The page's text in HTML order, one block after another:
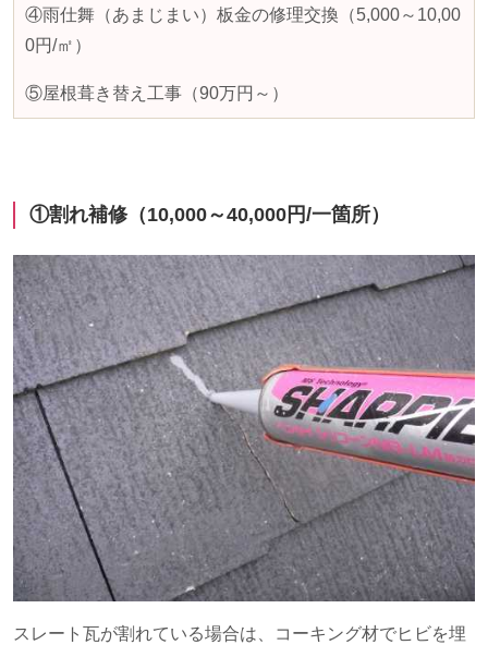
④雨仕舞（あまじまい）板金の修理交換（5,000～ 10,00
0円/㎡）
⑤屋根葺き替え工事（90万円～）
①割れ補修（10,000～40,000 円/一箇所）
スレート瓦が割れている場合は、コーキング材でヒビを埋